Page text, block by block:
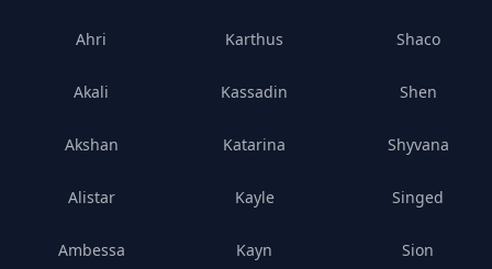
Ahri
Akali
Akshan
Alistar
Ambessa
Karthus
Kassadin
Katarina
Kayle
Kayn
Shaco
Shen
Shyvana
Singed
Sion